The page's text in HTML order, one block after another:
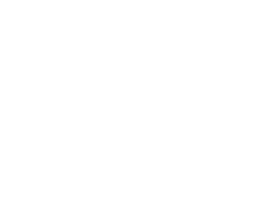
клипы, интересные факты о